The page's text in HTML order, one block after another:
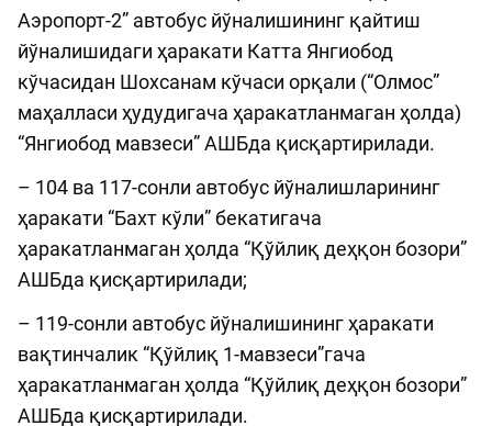
Аэропорт-2” автобус йўналишининг қайтиш
йўналишидаги ҳаракати Катта Янгиобод
кўчасидан Шохсанам кўчаси орқали (“Олмос”
маҳалласи ҳудудигача ҳаракатланмаган ҳолда)
“Янгиобод мавзеси” АШБда қисқартирилади.
– 104 ва 117-сонли автобус йўналишларининг
ҳаракати “Бахт кўли” бекатигача
ҳаракатланмаган ҳолда “Қўйлиқ деҳқон бозори”
АШБда қисқартирилади;
– 119-сонли автобус йўналишининг ҳаракати
вақтинчалик “Қўйлиқ 1-мавзеси”гача
ҳаракатланмаган ҳолда “Қўйлиқ деҳқон бозори”
АШБда қисқартирилади.